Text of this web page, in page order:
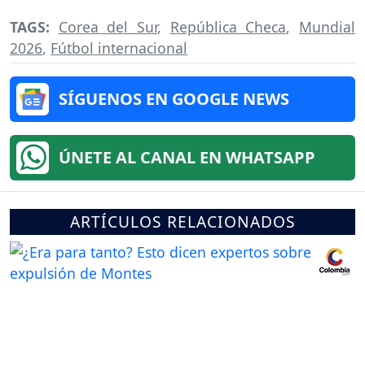
TAGS: Corea del Sur, República Checa, Mundial
2026, Fútbol internacional
SÍGUENOS EN GOOGLE NEWS
ÚNETE AL CANAL EN WHATSAPP
ARTÍCULOS RELACIONADOS